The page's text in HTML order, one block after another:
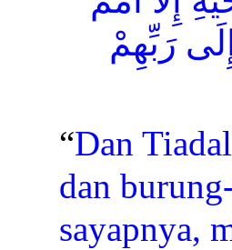
رَبِّهِمْ
“Dan
dan
sayapnya,